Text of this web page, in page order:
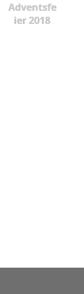
Adventsfe
ier 2018